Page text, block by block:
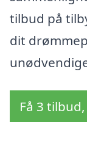
tilbud på
dit
Få 3